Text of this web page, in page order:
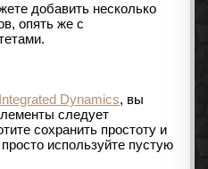
добавить несколько
опять же с
Integrated Dynamics, вы
следует
сохранить простоту и
используйте пустую